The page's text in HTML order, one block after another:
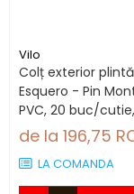
Vilo
Colț exterior
Esquero - Pin
PVC, 20 buc/cutie,
compatibil plintă
de la 196,75
LA COMANDA